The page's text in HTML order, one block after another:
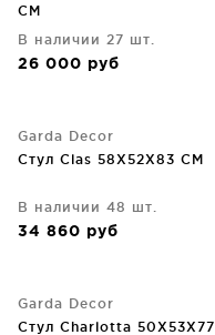
CM
В наличии 27 шт.
26 000 руб
Garda Decor
Стул Clas 58X52X83 CM
В наличии 48 шт.
34 860 руб
Garda Decor
Стул Charlotta 50X53X77